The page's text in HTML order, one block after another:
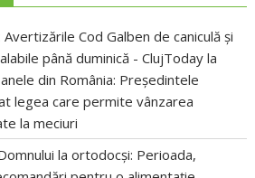
Cod Galben de caniculă și
până duminică - ClujToday la
din România: Președintele
legea care permite vânzarea
la meciuri
la ortodocși: Perioada,